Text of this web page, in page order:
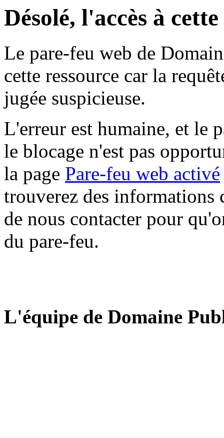
Désolé, l'accès à
Le pare-feu web de
cette ressource car la
jugée suspicieuse.
L'erreur est humaine, et le
le blocage n'est pas
la page Pare-feu web activé
trouverez des informations
de nous contacter pour
du pare-feu.
L'équipe de Domaine